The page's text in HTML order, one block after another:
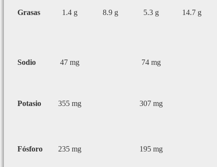
Grasas 1.4 g 8.9 g 5.3 g 14.7 g
Sodio 47 mg 74 mg
Potasio 355 mg 307 mg
Fósforo 235 mg 195 mg